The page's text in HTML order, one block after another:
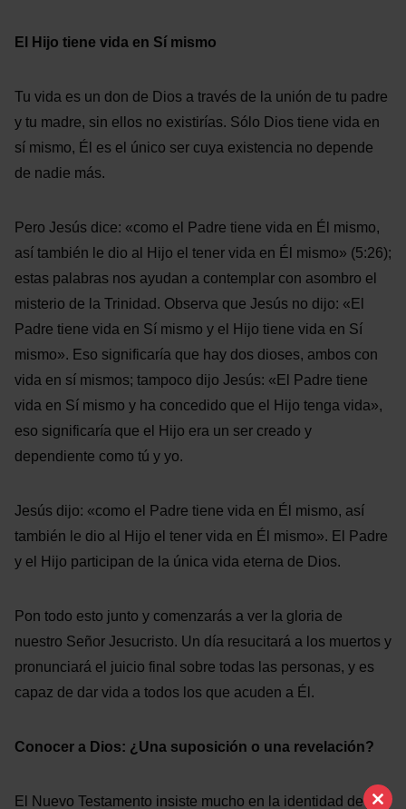
El Hijo tiene vida en Sí mismo
Tu vida es un don de Dios a través de la unión de tu padre
y tu madre, sin ellos no existirías. Sólo Dios tiene vida en
sí mismo, Él es el único ser cuya existencia no depende
de nadie más.
Pero Jesús dice: «como el Padre tiene vida en Él mismo,
así también le dio al Hijo el tener vida en Él mismo» (5:26);
estas palabras nos ayudan a contemplar con asombro el
misterio de la Trinidad. Observa que Jesús no dijo: «El
Padre tiene vida en Sí mismo y el Hijo tiene vida en Sí
mismo». Eso significaría que hay dos dioses, ambos con
vida en sí mismos; tampoco dijo Jesús: «El Padre tiene
vida en Sí mismo y ha concedido que el Hijo tenga vida»,
eso significaría que el Hijo era un ser creado y
dependiente como tú y yo.
Jesús dijo: «como el Padre tiene vida en Él mismo, así
también le dio al Hijo el tener vida en Él mismo». El Padre
y el Hijo participan de la única vida eterna de Dios.
Pon todo esto junto y comenzarás a ver la gloria de
nuestro Señor Jesucristo. Un día resucitará a los muertos y
pronunciará el juicio final sobre todas las personas, y es
capaz de dar vida a todos los que acuden a Él.
Conocer a Dios: ¿Una suposición o una revelación?
El Nuevo Testamento insiste mucho en la identidad de